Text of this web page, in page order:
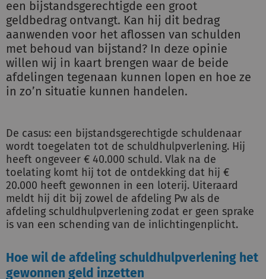
een bijstandsgerechtigde een groot
geldbedrag ontvangt. Kan hij dit bedrag
aanwenden voor het aflossen van schulden
met behoud van bijstand? In deze opinie
willen wij in kaart brengen waar de beide
afdelingen tegenaan kunnen lopen en hoe ze
in zo’n situatie kunnen handelen.
De casus: een bijstandsgerechtigde schuldenaar
wordt toegelaten tot de schuldhulpverlening. Hij
heeft ongeveer € 40.000 schuld. Vlak na de
toelating komt hij tot de ontdekking dat hij €
20.000 heeft gewonnen in een loterij. Uiteraard
meldt hij dit bij zowel de afdeling Pw als de
afdeling schuldhulpverlening zodat er geen sprake
is van een schending van de inlichtingenplicht.
Hoe wil de afdeling schuldhulpverlening het
gewonnen geld inzetten